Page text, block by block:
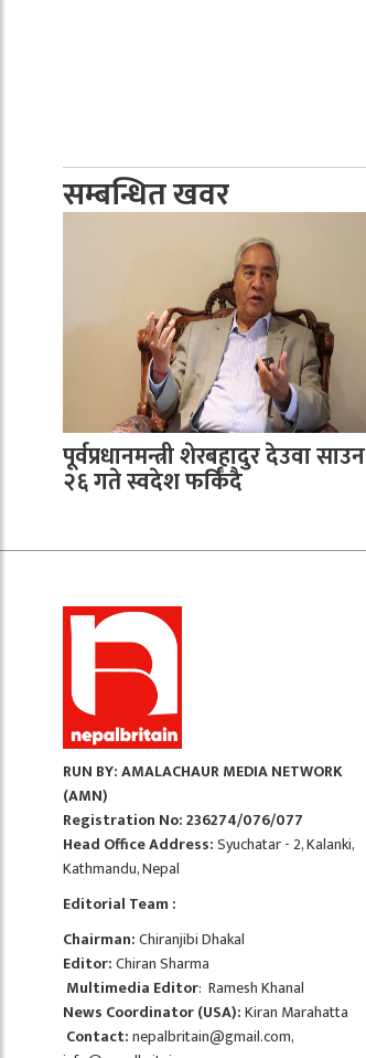
सम्बन्धित खवर
पूर्वप्रधानमन्त्री शेरबहादुर देउवा साउन
२६ गते स्वदेश फर्किँदै
RUN BY: AMALACHAUR MEDIA NETWORK
(AMN)
Registration No: 236274/076/077
Head Office Address:Syuchatar - 2, Kalanki,
Kathmandu, Nepal
Editorial Team :
Chairman:Chiranjibi Dhakal
Editor:Chiran Sharma
Multimedia Editor: Ramesh Khanal
News Coordinator (USA):Kiran Marahatta
Contact:nepalbritain@gmail.com,